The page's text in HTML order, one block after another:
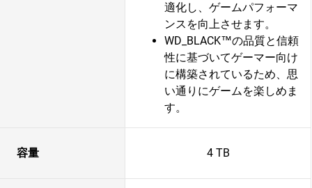
適化し、ゲームパフォーマ
ンスを向上させます。
WD_BLACK™の品質と信頼
性に基づいてゲーマー向け
に構築されているため、思
い通りにゲームを楽しめま
す。
容量 4 TB